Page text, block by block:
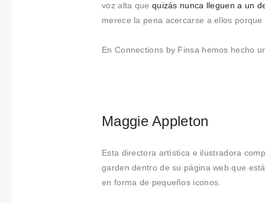
Connectiovoz alta que quizás nunca lleguen a un
merece la pena acercarse a ellos porque
En Connections by Finsa hemos hecho
Maggie Appleton
Esta directora artística e ilustradora
garden dentro de su página web que
en forma de pequeños iconos.